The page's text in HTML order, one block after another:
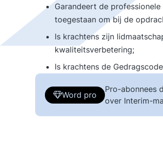
Garandeert de
toegestaan om bij de
Is krachtens zijn
kwaliteitsverbetering;
Is krachtens de
Word pro
Pro-abonnees
over Interim-